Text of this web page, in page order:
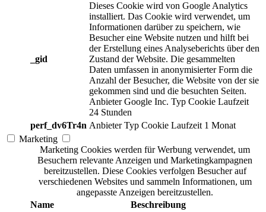
_gid
Dieses Cookie wird von Google Analytics
installiert. Das Cookie wird verwendet, um
Informationen darüber zu speichern, wie
Besucher eine Website nutzen und hilft bei
der Erstellung eines Analyseberichts über den
Zustand der Website. Die gesammelten
Daten umfassen in anonymisierter Form die
Anzahl der Besucher, die Website von der sie
gekommen sind und die besuchten Seiten.
Anbieter Google Inc. Typ Cookie Laufzeit
24 Stunden
perf_dv6Tr4n Anbieter Typ Cookie Laufzeit 1 Monat
Marketing
Marketing Cookies werden für Werbung verwendet, um
Besuchern relevante Anzeigen und Marketingkampagnen
bereitzustellen. Diese Cookies verfolgen Besucher auf
verschiedenen Websites und sammeln Informationen, um
angepasste Anzeigen bereitzustellen.
Name
Beschreibung